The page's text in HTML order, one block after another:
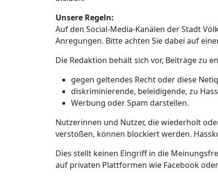
Unsere Regeln:
Auf den Social-Media-Kanälen der Stadt
Anregungen. Bitte achten Sie dabei auf
Die Redaktion behält sich vor, Beiträge zu
gegen geltendes Recht oder diese
diskriminierende, beleidigende, zu
Werbung oder Spam darstellen.
Nutzerinnen und Nutzer, die wiederholt
verstoßen, können blockiert werden.
Dies stellt keinen Eingriff in die
auf privaten Plattformen wie Facebook